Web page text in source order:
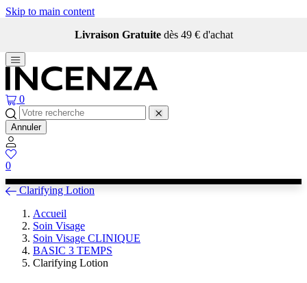
Skip to main content
Livraison Gratuite dès 49 € d'achat
0
Annuler
0
Clarifying Lotion
Accueil
Soin Visage
Soin Visage CLINIQUE
BASIC 3 TEMPS
Clarifying Lotion